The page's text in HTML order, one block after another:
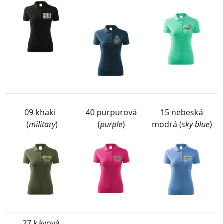
09 khaki
(military)
40 purpurová
(purple)
15 nebeská
modrá (sky blue)